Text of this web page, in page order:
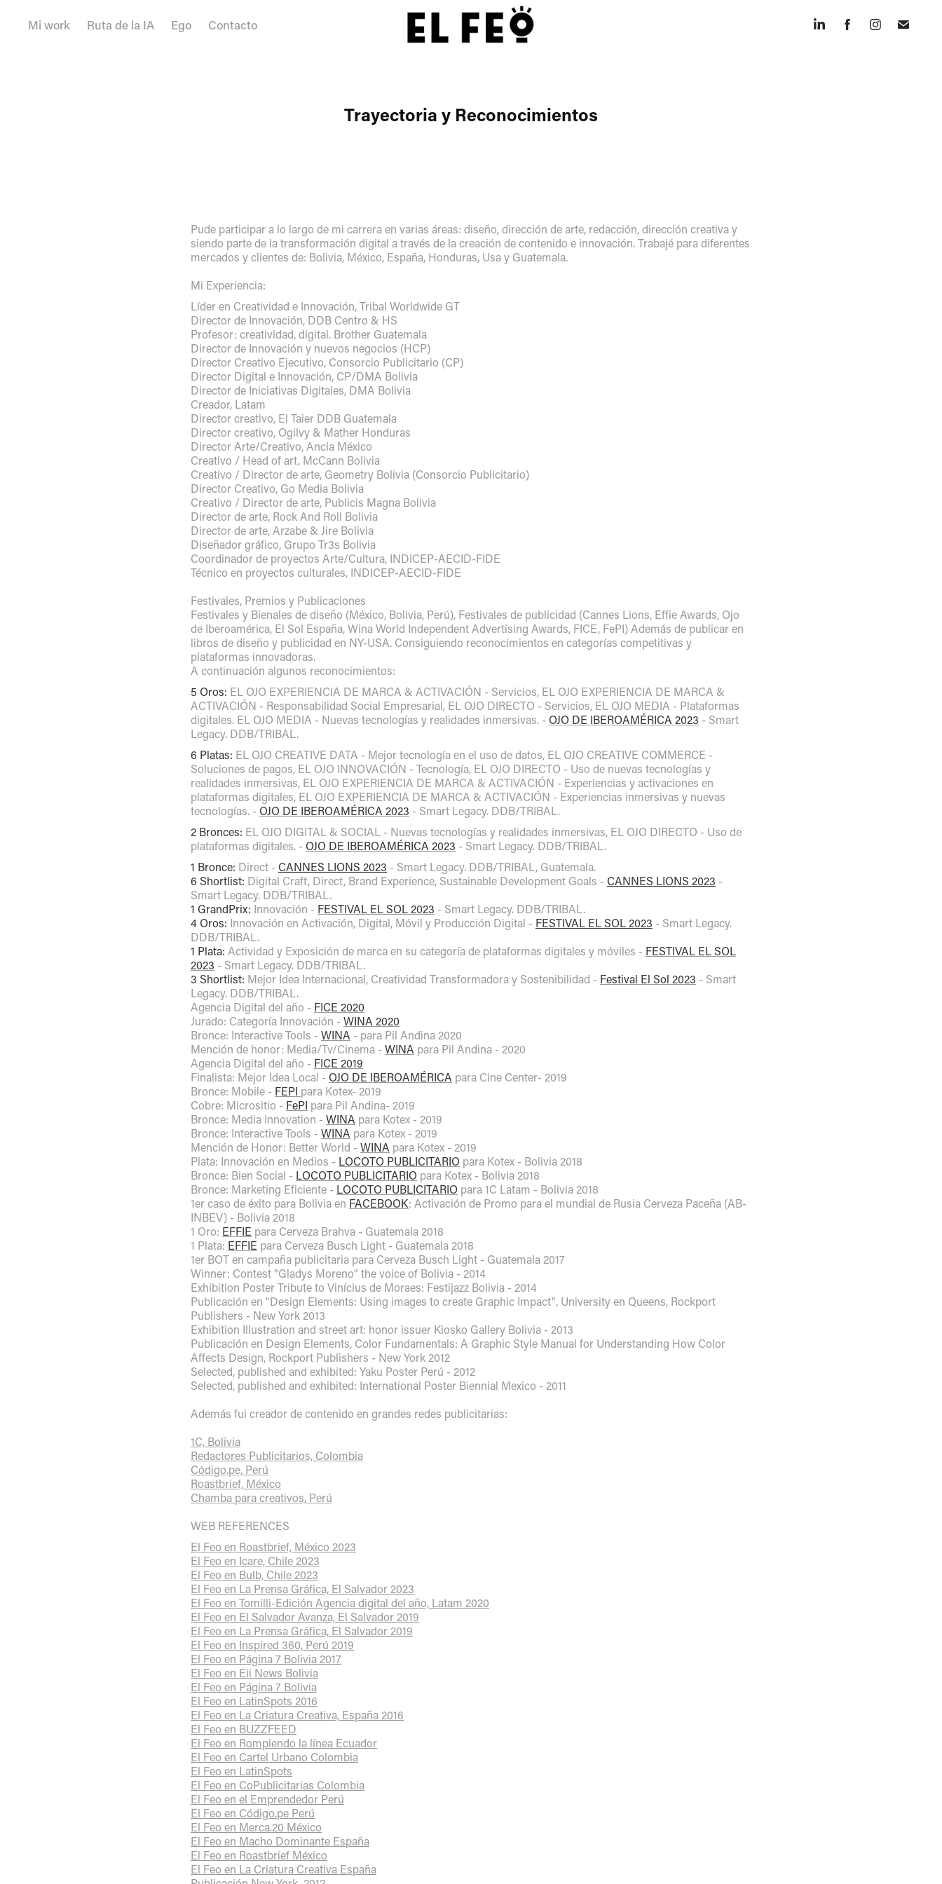
Mi work Ruta de la IA Ego Contacto
Trayectoria y Reconocimientos
Pude participar a lo largo de mi carrera en varias áreas: diseño, dirección de arte, redacción, dirección creativa y
siendo parte de la transformación digital a través de la creación de contenido e innovación. Trabajé para diferentes
mercados y clientes de: Bolivia, México, España, Honduras, Usa y Guatemala.
Mi Experiencia:
Líder en Creatividad e Innovación, Tribal Worldwide GT
Director de Innovación, DDB Centro & HS
Profesor: creatividad, digital. Brother Guatemala
Director de Innovación y nuevos negocios (HCP)
Director Creativo Ejecutivo, Consorcio Publicitario (CP)
Director Digital e Innovación, CP/DMA Bolivia
Director de Iniciativas Digitales, DMA Bolivia
Creador, Latam
Director creativo, El Taier DDB Guatemala
Director creativo, Ogilvy & Mather Honduras
Director Arte/Creativo, Ancla México
Creativo / Head of art, McCann Bolivia
Creativo / Director de arte, Geometry Bolivia (Consorcio Publicitario)
Director Creativo, Go Media Bolivia
Creativo / Director de arte, Publicis Magna Bolivia
Director de arte, Rock And Roll Bolivia
Director de arte, Arzabe & Jire Bolivia
Diseñador gráfico, Grupo Tr3s Bolivia
Coordinador de proyectos Arte/Cultura, INDICEP-AECID-FIDE
Técnico en proyectos culturales, INDICEP-AECID-FIDE
Festivales, Premios y Publicaciones
Festivales y Bienales de diseño (México, Bolivia, Perú), Festivales de publicidad (Cannes Lions, Effie Awards, Ojo
de Iberoamérica, El Sol España, Wina World Independent Advertising Awards, FICE, FePI) Además de publicar en
libros de diseño y publicidad en NY-USA. Consiguiendo reconocimientos en categorías competitivas y
plataformas innovadoras.
A continuación algunos reconocimientos:
5 Oros: EL OJO EXPERIENCIA DE MARCA & ACTIVACIÓN - Servicios, EL OJO EXPERIENCIA DE MARCA &
ACTIVACIÓN - Responsabilidad Social Empresarial, EL OJO DIRECTO - Servicios, EL OJO MEDIA - Plataformas
digitales. EL OJO MEDIA - Nuevas tecnologías y realidades inmersivas. - OJO DE IBEROAMÉRICA 2023 - Smart
Legacy. DDB/TRIBAL.
6 Platas: EL OJO CREATIVE DATA - Mejor tecnología en el uso de datos, EL OJO CREATIVE COMMERCE -
Soluciones de pagos, EL OJO INNOVACIÓN - Tecnología, EL OJO DIRECTO - Uso de nuevas tecnologías y
realidades inmersivas, EL OJO EXPERIENCIA DE MARCA & ACTIVACIÓN - Experiencias y activaciones en
plataformas digitales, EL OJO EXPERIENCIA DE MARCA & ACTIVACIÓN - Experiencias inmersivas y nuevas
tecnologías. - OJO DE IBEROAMÉRICA 2023 - Smart Legacy. DDB/TRIBAL.
2 Bronces: EL OJO DIGITAL & SOCIAL - Nuevas tecnologías y realidades inmersivas, EL OJO DIRECTO - Uso de
plataformas digitales. - OJO DE IBEROAMÉRICA 2023 - Smart Legacy. DDB/TRIBAL.
1 Bronce: Direct - CANNES LIONS 2023 - Smart Legacy. DDB/TRIBAL, Guatemala.
6 Shortlist: Digital Craft, Direct, Brand Experience, Sustainable Development Goals - CANNES LIONS 2023 -
Smart Legacy. DDB/TRIBAL.
1 GrandPrix: Innovación - FESTIVAL EL SOL 2023 - Smart Legacy. DDB/TRIBAL.
4 Oros: Innovación en Activación, Digital, Móvil y Producción Digital - FESTIVAL EL SOL 2023 - Smart Legacy.
DDB/TRIBAL.
1 Plata: Actividad y Exposición de marca en su categoría de plataformas digitales y móviles - FESTIVAL EL SOL
2023 - Smart Legacy. DDB/TRIBAL.
3 Shortlist: Mejor Idea Internacional, Creatividad Transformadora y Sostenibilidad - Festival El Sol 2023 - Smart
Legacy. DDB/TRIBAL.
Agencia Digital del año - FICE 2020
Jurado: Categoría Innovación - WINA 2020
Bronce: Interactive Tools - WINA - para Pil Andina 2020
Mención de honor: Media/Tv/Cinema - WINA para Pil Andina - 2020
Agencia Digital del año - FICE 2019
Finalista: Mejor Idea Local - OJO DE IBEROAMÉRICA para Cine Center- 2019
Bronce: Mobile - FEPI para Kotex- 2019
Cobre: Micrositio - FePI para Pil Andina- 2019
Bronce: Media Innovation - WINA para Kotex - 2019
Bronce: Interactive Tools - WINA para Kotex - 2019
Mención de Honor: Better World - WINA para Kotex - 2019
Plata: Innovación en Medios - LOCOTO PUBLICITARIO para Kotex - Bolivia 2018
Bronce: Bien Social - LOCOTO PUBLICITARIO para Kotex - Bolivia 2018
Bronce: Marketing Eficiente - LOCOTO PUBLICITARIO para 1C Latam - Bolivia 2018
1er caso de éxito para Bolivia en FACEBOOK: Activación de Promo para el mundial de Rusia Cerveza Paceña (AB-
INBEV) - Bolivia 2018
1 Oro: EFFIE para Cerveza Brahva - Guatemala 2018
1 Plata: EFFIE para Cerveza Busch Light - Guatemala 2018
1er BOT en campaña publicitaria para Cerveza Busch Light - Guatemala 2017
Winner: Contest "Gladys Moreno"​ the voice of Bolivia - 2014
Exhibition Poster Tribute to Vinícius de Moraes: Festijazz Bolivia - 2014
Publicación en "Design Elements: Using images to create Graphic Impact", University en Queens, Rockport
Publishers - New York 2013
Exhibition Illustration and street art: honor issuer Kiosko Gallery Bolivia - 2013
Publicación en Design Elements, Color Fundamentals: A Graphic Style Manual for Understanding How Color
Affects Design, Rockport Publishers - New York 2012
Selected, published and exhibited: Yaku Poster Perú - 2012
Selected, published and exhibited: International Poster Biennial Mexico - 2011
Además fui creador de contenido en grandes redes publicitarias:
1C, Bolivia
Redactores Publicitarios, Colombia
Código.pe, Perú
Roastbrief, México
Chamba para creativos, Perú
WEB REFERENCES
El Feo en Roastbrief, México 2023
El Feo en Icare, Chile 2023
El Feo en Bulb, Chile 2023
El Feo en La Prensa Gráfica, El Salvador 2023
El Feo en Tomilli-Edición Agencia digital del año, Latam 2020
El Feo en El Salvador Avanza, El Salvador 2019
El Feo en La Prensa Gráfica, El Salvador 2019
El Feo en Inspired 360, Perú 2019
El Feo en Página 7 Bolivia 2017
El Feo en Eii News Bolivia
El Feo en Página 7 Bolivia
El Feo en LatinSpots 2016
El Feo en La Criatura Creativa, España 2016
El Feo en BUZZFEED
El Feo en Rompiendo la línea Ecuador
El Feo en Cartel Urbano Colombia
El Feo en LatinSpots
El Feo en CoPublicitarias Colombia
El Feo en el Emprendedor Perú
El Feo en Código.pe Perú
El Feo en Merca.20 México
El Feo en Macho Dominante España
El Feo en Roastbrief México
El Feo en La Criatura Creativa España